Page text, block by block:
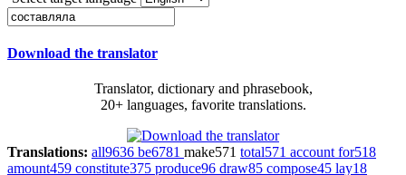
Download the translator
Translator, dictionary and phrasebook,
20+ languages, favorite translations.
Translations: all9636 be6781 make571 total571 account for518
amount459 constitute375 produce96 draw85 compose45 lay18